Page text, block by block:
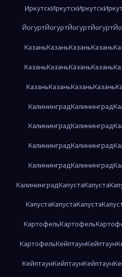
ИркутскИркутскИркутск
ЙогуртЙогуртЙогуртЙогурт
КазаньКазаньКазаньКазань
КазаньКазаньКазаньКазань
КазаньКазаньКазаньКазань
КалининградКалининград
КалининградКалининград
КалининградКалининград
КалининградКалининград
КалининградКапустаКапуста
КапустаКапустаКапуста
КартофельКартофель
КартофельКейптаунКейптаун
КейптаунКейптаунКейптаун